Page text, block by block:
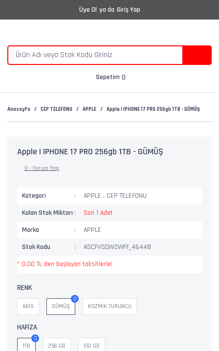
Üye Ol ya da Giriş Yap
Sepetim
Anasayfa CEP TELEFONU APPLE Apple | IPHONE 17 PRO 256gb 1TB - GÜMÜŞ
Apple | IPHONE 17 PRO 256gb 1TB - GÜMÜŞ
0 - Yorum Yap
Kategori APPLE , CEP TELEFONU
Kalan Stok Miktarı
Son 1 Adet
Marka
APPLE
Stok Kodu
ASCFVSDW2WFF_46448
* 0,00 TL den başlayan taksitlerle!
RENK
ABİS GÜMÜŞ KOZMİK TURUNCU
HAFIZA
1TB 256 GB 512 GB